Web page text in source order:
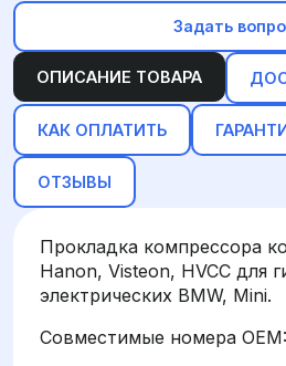
ОПИСАНИЕ ТОВАРА
КАК ОПЛАТИТЬ
ОТЗЫВЫ
Прокладка компрессора
Hanon, Visteon, HVCC для
электрических BMW, Mini.
Совместимые номера OEM:
Задать